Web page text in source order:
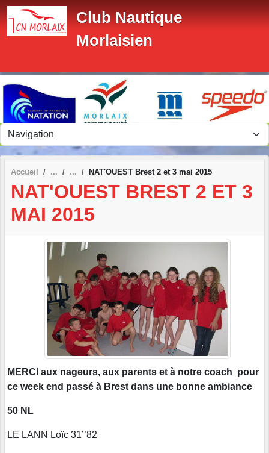
Club Nautique
Morlaisien
Accueil NAT'OUEST Brest 2 et 3 mai 2015
NAT'OUEST BREST 2 ET 3
MAI 2015
MERCI aux nageurs, aux parents et à notre coach pour
ce week end passé à Brest dans une bonne ambiance
50 NL
LE LANN Loïc 31’’82
Panneau de gestion des cookies